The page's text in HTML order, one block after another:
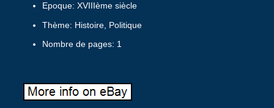
Epoque: XVIIIème siècle
Thème: Histoire, Politique
Nombre de pages: 1